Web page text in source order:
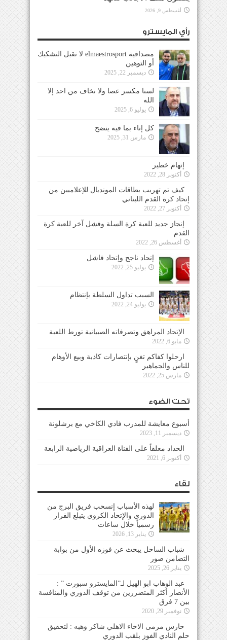
أغسطس 9, 2026
رأي المايسترو
مصداقية elmaestrosport لا تقبل التشكيك
أو التوهين
ديسمبر 22, 2025
لسنا مكسر عصا ولا نخاف من احد إلا
الله
يوليو 6, 2025
كل إناء بما فيه ينضح
مارس 31, 2025
إتهام خطير
أكتوبر 28, 2022
كيف تم تهريب بطاقات المونديال للإعلاميين من
إتحاد كرة القدم اللبناني
أكتوبر 27, 2022
إنجاز جديد للعبة كرة السلة وفشل آخر للعبة كرة
القدم
أغسطس 26, 2022
إتحاد ناجح وإتحاد فاشل
يوليو 25, 2022
السبب تداول السلطة بإنتظام
يوليو 24, 2022
الإتحاد المراهق وتصرفاته الصبيانية تورط اللعبة
مايو 6, 2022
ارحلوا كفاكم تغنٍ بإنتصارات كاذبة وبيع الأوهام
للناس والجماهير
مارس 25, 2022
تحت الضوء
أسبوع معايشة للمدرب فادي الكاخي مع برشلونة
ديسمبر 11, 2023
الحداد معلقاً على القناة العراقية الرياضية الرابعة
أكتوبر 6, 2021
لقاء
لهذه الأسباب إنسحب فريق البرج من
الدوري والإتحاد الكروي يتبلغ القرار
رسمياً خلال ساعات
يناير 13, 2026
شباب الساحل يبحث عن فوزه الأول من بوابة
التضامن صور
يناير 26, 2025
عبد الوهاب ابو الهيل لـ”المايسترو سبورت ” :
الأنصار أكثر المتضررين من توقف الدوري والمنافسة
بين 7 فرق
نوفمبر 29, 2020
حارس مرمى الاخاء الاهلي شاكر وهبه : لتحقيق
حلم النادي الفوز بلقب الدوري